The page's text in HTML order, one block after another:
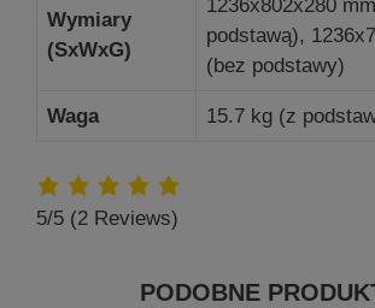
Wymiary
(SxWxG)
1236x802x280
podstawą),
(bez podstawy)
Waga 15.7 kg (z
5/5 (2 Reviews)
PODOBNE